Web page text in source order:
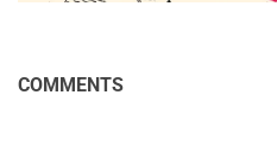
COMMENTS